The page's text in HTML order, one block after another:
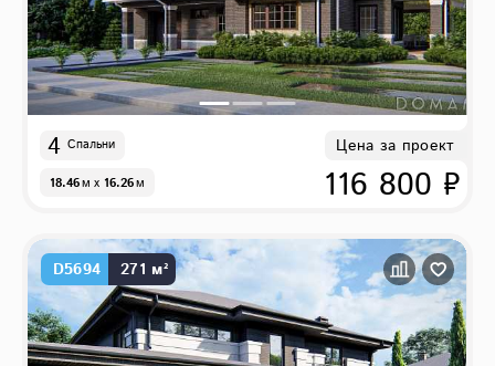
4 Спальни
18.46м x 16.26м
Цена за проект
116 800 ₽
D5694 271 м²